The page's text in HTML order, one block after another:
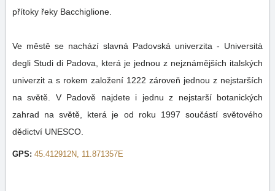
přítoky řeky Bacchiglione.
Ve městě se nachází slavná Padovská univerzita - Università
degli Studi di Padova, která je jednou z nejznámějších italských
univerzit a s rokem založení 1222 zároveň jednou z nejstarších
na světě. V Padově najdete i jednu z nejstarší botanických
zahrad na světě, která je od roku 1997 součástí světového
dědictví UNESCO.
GPS: 45.412912N, 11.871357E